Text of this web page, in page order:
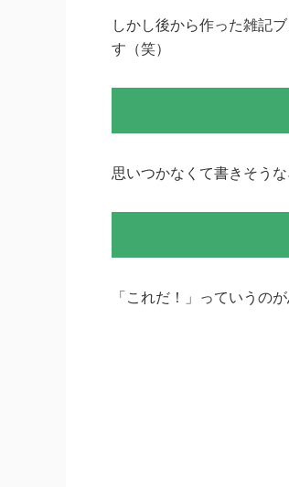
しかし後から作った雑記
す（笑）
思いつかなくて書きそう
「これだ！」っていうの